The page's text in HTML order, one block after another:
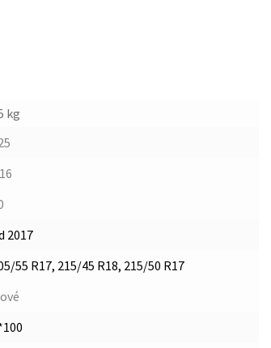
kg
2017
55 R17, 215/45 R18, 215/50 R17